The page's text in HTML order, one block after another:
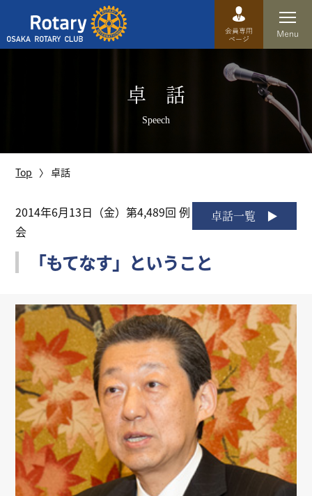
運営方針
歴史
リンク
会員専用ページ
English
卓 話
Speech
Top 卓話
卓話一覧
2014年6月13日（金）第4,489回 例
会
「もてなす」ということ